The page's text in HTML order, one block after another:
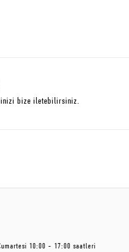
bize iletebilirsiniz.
10:00 - 17:00 saatleri